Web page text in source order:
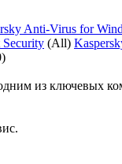
Anti-Virus for
Security (All)
из ключевых